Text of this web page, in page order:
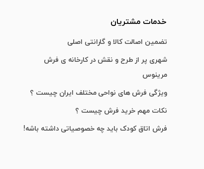
خدمات مشتریان
تضمین اصالت کالا و گارانتی اصلی
شهری پر از طرح و نقش در کارخانه ی فرش
مرینوس
ویژگی‌ فرش‌ های نواحی مختلف ایران چیست ؟
نکات مهم خرید فرش چیست ؟
فرش اتاق کودک باید چه خصوصیاتی داشته باشه!